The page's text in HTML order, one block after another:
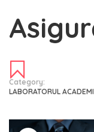
Category:
LABORATORUL